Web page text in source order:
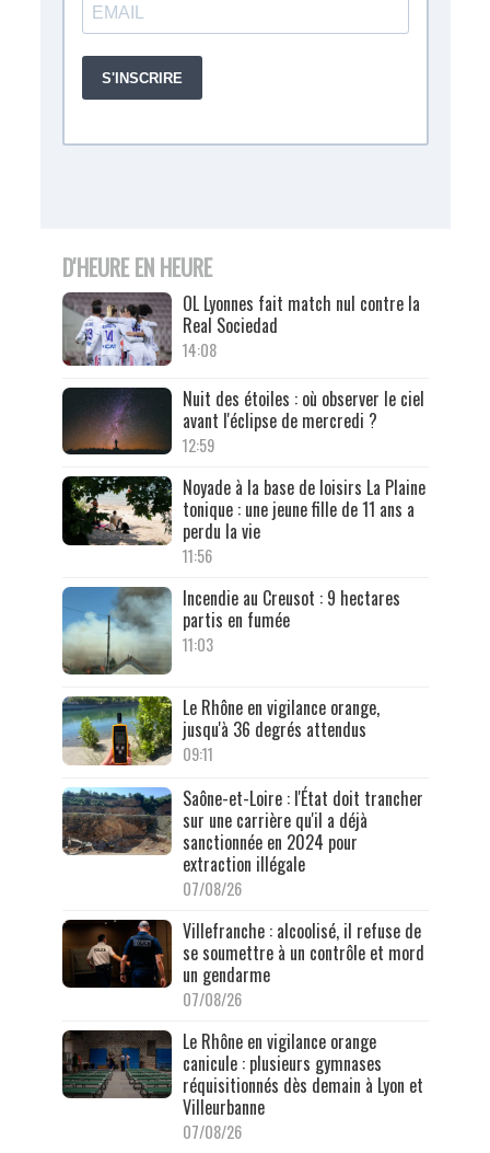
D'HEURE EN HEURE
OL Lyonnes fait match nul contre la
Real Sociedad
14:08
Nuit des étoiles : où observer le ciel
avant l'éclipse de mercredi ?
12:59
Noyade à la base de loisirs La Plaine
tonique : une jeune fille de 11 ans a
perdu la vie
11:56
Incendie au Creusot : 9 hectares
partis en fumée
11:03
Le Rhône en vigilance orange,
jusqu'à 36 degrés attendus
09:11
Saône-et-Loire : l'État doit trancher
sur une carrière qu'il a déjà
sanctionnée en 2024 pour
extraction illégale
07/08/26
Villefranche : alcoolisé, il refuse de
se soumettre à un contrôle et mord
un gendarme
07/08/26
Le Rhône en vigilance orange
canicule : plusieurs gymnases
réquisitionnés dès demain à Lyon et
Villeurbanne
07/08/26